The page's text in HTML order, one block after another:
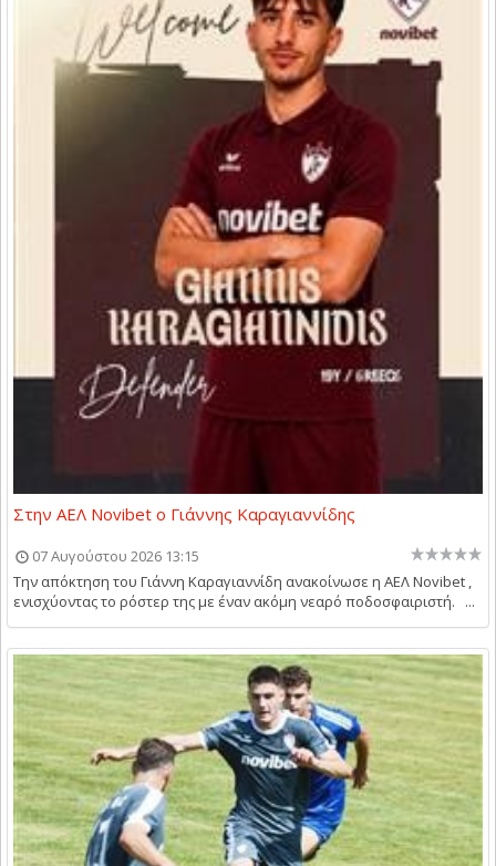
Στην ΑΕΛ Novibet ο Γιάννης Καραγιαννίδης
07 Αυγούστου 2026 13:15
Την απόκτηση του Γιάννη Καραγιαννίδη ανακοίνωσε η ΑΕΛ Novibet ,
ενισχύοντας το ρόστερ της με έναν ακόμη νεαρό ποδοσφαιριστή. ...